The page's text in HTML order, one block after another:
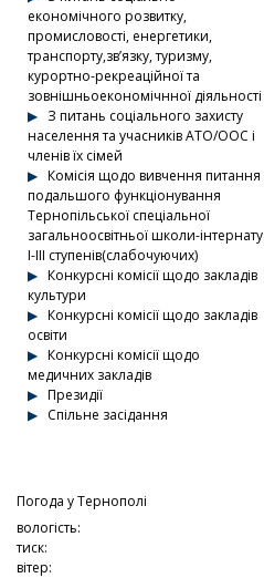
економічного розвитку,
промисловості, енергетики,
транспорту,зв’язку, туризму,
курортно-рекреаційної та
зовнішньоекономічнної діяльності
З питань соціального захисту
населення та учасників АТО/ООС і
членів їх сімей
Комісія щодо вивчення питання
подальшого функціонування
Тернопільської спеціальної
загальноосвітньої школи-інтернату
І-ІІІ ступенів(слабочуючих)
Конкурсні комісії щодо закладів
культури
Конкурсні комісії щодо закладів
освіти
Конкурсні комісії щодо
медичних закладів
Президії
Спільне засідання
Погода уТернополі
вологість:
тиск:
вітер: